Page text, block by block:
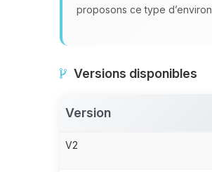
proposons ce type
Versions disponibles
Version
V2